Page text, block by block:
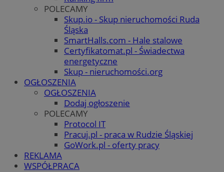
POLECAMY
Skup.io - Skup nieruchomości Ruda
Śląska
SmartHalls.com - Hale stalowe
Certyfikatomat.pl - Świadectwa
energetyczne
Skup - nieruchomości.org
OGŁOSZENIA
OGŁOSZENIA
Dodaj ogłoszenie
POLECAMY
Protocol IT
Pracuj.pl - praca w Rudzie Śląskiej
GoWork.pl - oferty pracy
REKLAMA
WSPÓŁPRACA